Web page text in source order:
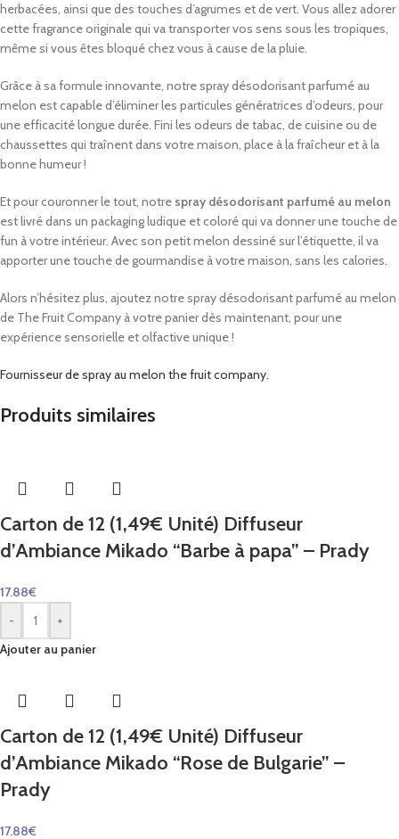
herbacées, ainsi que des touches d’agrumes et de vert. Vous allez adorer
cette fragrance originale qui va transporter vos sens sous les tropiques,
même si vous êtes bloqué chez vous à cause de la pluie.
Grâce à sa formule innovante, notre spray désodorisant parfumé au
melon est capable d’éliminer les particules génératrices d’odeurs, pour
une efficacité longue durée. Fini les odeurs de tabac, de cuisine ou de
chaussettes qui traînent dans votre maison, place à la fraîcheur et à la
bonne humeur !
Et pour couronner le tout, notre spray désodorisant parfumé au melon
est livré dans un packaging ludique et coloré qui va donner une touche de
fun à votre intérieur. Avec son petit melon dessiné sur l’étiquette, il va
apporter une touche de gourmandise à votre maison, sans les calories.
Alors n’hésitez plus, ajoutez notre spray désodorisant parfumé au melon
de The Fruit Company à votre panier dès maintenant, pour une
expérience sensorielle et olfactive unique !
Fournisseur de spray au melon the fruit company.
Produits similaires
Carton de 12 (1,49€ Unité) Diffuseur
d’Ambiance Mikado “Barbe à papa” – Prady
17.88€
-
+
Ajouter au panier
Carton de 12 (1,49€ Unité) Diffuseur
d’Ambiance Mikado “Rose de Bulgarie” –
Prady
17.88€